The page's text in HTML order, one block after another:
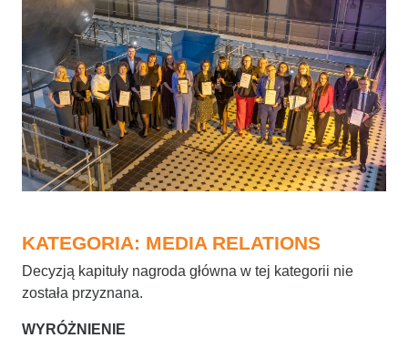
KATEGORIA: MEDIA RELATIONS
Decyzją kapituły nagroda główna w tej kategorii nie
została przyznana.
WYRÓŻNIENIE